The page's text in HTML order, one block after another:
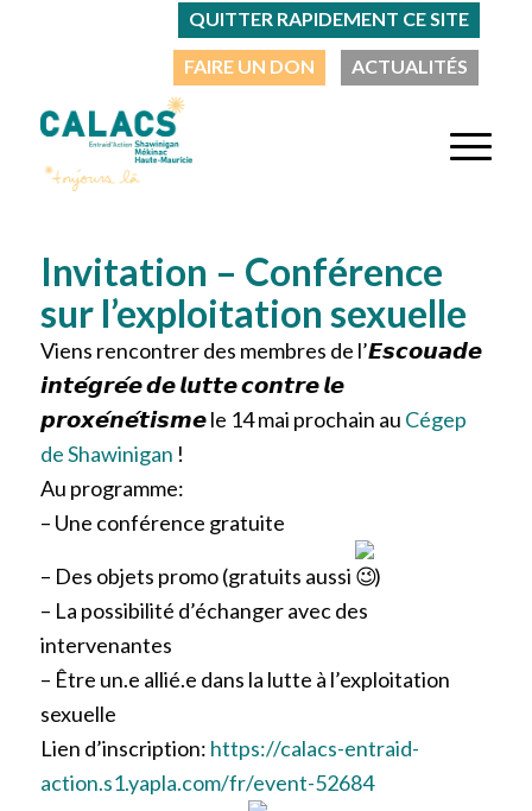
FAIRE UN DON ACTUALITÉS
QUITTER RAPIDEMENT CE SITE
Invitation – Conférence
sur l’exploitation sexuelle
Viens rencontrer des membres de l’𝙀𝙨𝙘𝙤𝙪𝙖𝙙𝙚
𝙞𝙣𝙩𝙚́𝙜𝙧𝙚́𝙚 𝙙𝙚 𝙡𝙪𝙩𝙩𝙚 𝙘𝙤𝙣𝙩𝙧𝙚 𝙡𝙚
𝙥𝙧𝙤𝙭𝙚́𝙣𝙚́𝙩𝙞𝙨𝙢𝙚 le 14 mai prochain au Cégep
de Shawinigan !
Au programme:
– Une conférence gratuite
– Des objets promo (gratuits aussi
)
– La possibilité d’échanger avec des
intervenantes
– Être un.e allié.e dans la lutte à l’exploitation
sexuelle
Lien d’inscription: https://calacs-entraid-
action.s1.yapla.com/fr/event-52684